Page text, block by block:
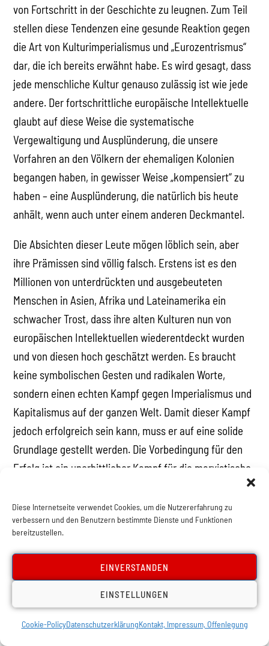
Diese Internetseite verwendet Cookies, um die Nutzererfahrung zu
verbessern und den Benutzern bestimmte Dienste und Funktionen
bereitzustellen.
EINVERSTANDEN
EINSTELLUNGEN
Cookie-PolicyDatenschutzerklärungKontakt, Impressum, Offenlegung
von Fortschritt in der Geschichte zu leugnen. Zum Teil
stellen diese Tendenzen eine gesunde Reaktion gegen
die Art von Kulturimperialismus und „Eurozentrismus“
dar, die ich bereits erwähnt habe. Es wird gesagt, dass
jede menschliche Kultur genauso zulässig ist wie jede
andere. Der fortschrittliche europäische Intellektuelle
glaubt auf diese Weise die systematische
Vergewaltigung und Ausplünderung, die unsere
Vorfahren an den Völkern der ehemaligen Kolonien
begangen haben, in gewisser Weise „kompensiert“ zu
haben – eine Ausplünderung, die natürlich bis heute
anhält, wenn auch unter einem anderen Deckmantel.
Die Absichten dieser Leute mögen löblich sein, aber
ihre Prämissen sind völlig falsch. Erstens ist es den
Millionen von unterdrückten und ausgebeuteten
Menschen in Asien, Afrika und Lateinamerika ein
schwacher Trost, dass ihre alten Kulturen nun von
europäischen Intellektuellen wiederentdeckt wurden
und von diesen hoch geschätzt werden. Es braucht
keine symbolischen Gesten und radikalen Worte,
sondern einen echten Kampf gegen Imperialismus und
Kapitalismus auf der ganzen Welt. Damit dieser Kampf
jedoch erfolgreich sein kann, muss er auf eine solide
Grundlage gestellt werden. Die Vorbedingung für den
Erfolg ist ein unerbittlicher Kampf für die marxistische
und imperialistischen Vorurteilen aller Art aufzuräumen
und sie zu bekämpfen. Aber im Kampf gegen eine
gehen, denn eine richtige Idee verkehrt sich in ihr
Gegenteil, wenn man sie ins Extrem treibt.
Die menschliche Geschichte ist nicht eine
ununterbrochene Linie in Richtung des Fortschritts.